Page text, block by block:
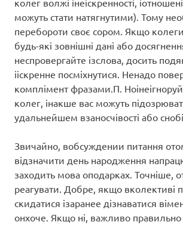
колег волжі інеіскренності,
можуть стати натягнутими). Тому
перебороти своє сором. Якщо
будь-які зовнішні дані або
неспровергайте ізслова, досить
ііскренне посміхнутися. Ненадо
комплімент фразами.П.
колег, інакше вас можуть
удальнейшем взаносчівості або
Звичайно, вобсуждении питання
відзначити день народження
заходить мова оподарках. Точніше,
реагувати. Добре, якщо вколективі
скидатися ізаранее дізнаватися
онхоче. Якщо ні, важливо